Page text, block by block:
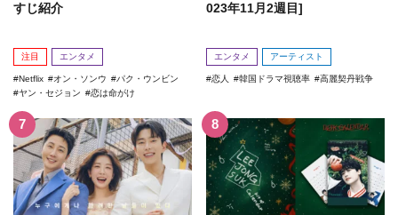
すじ紹介
注目 エンタメ
Netflix オン・ソンウ
パク・ウンビン
ヤン・セジョン
恋は命がけ
023年11月2週目]
エンタメ アーティスト
恋人 韓国ドラマ視聴率 高麗契丹戦争